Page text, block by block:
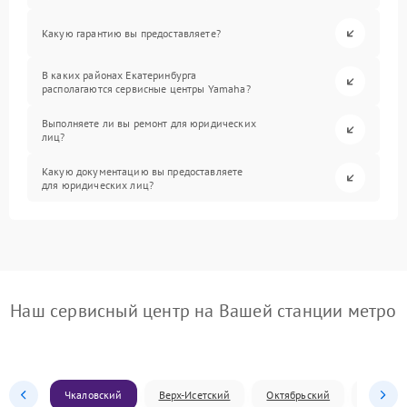
Какую гарантию вы предоставляете?
В каких районах Екатеринбурга
располагаются сервисные центры Yamaha?
Выполняете ли вы ремонт для юридических
лиц?
Какую документацию вы предоставляете
для юридических лиц?
Наш сервисный центр на Вашей станции метро
Чкаловский Верх-Исетский Октябрьский